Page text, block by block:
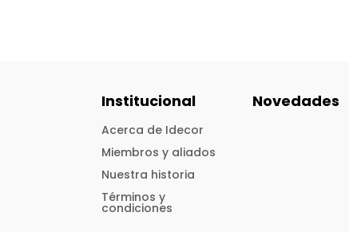
Institucional
Acerca de Idecor
Miembros y aliados
Nuestra historia
Términos y
condiciones
Novedades